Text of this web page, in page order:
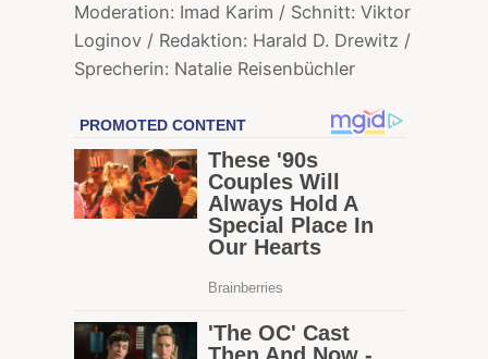
Moderation: Imad Karim / Schnitt: Viktor
Loginov / Redaktion: Harald D. Drewitz /
Sprecherin: Natalie Reisenbüchler